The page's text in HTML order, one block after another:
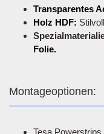
Transparentes
Holz HDF:
Folie.
Montageoptionen:
Tesa